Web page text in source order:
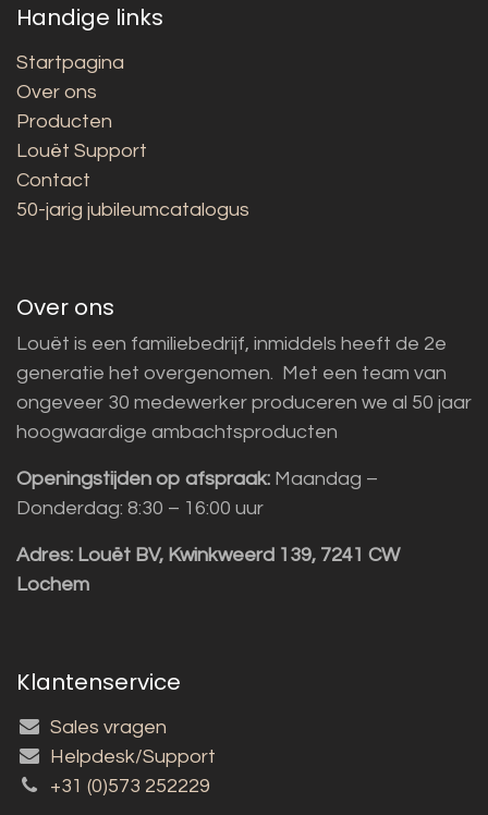
Handige links
Startpagina
Over ons
Producten
Louët Support
Contact
50-jarig jubileumcatalogus
Over ons
Louët is een familiebedrijf, inmiddels heeft de 2e
generatie het overgenomen. Met een team van
ongeveer 30 medewerker produceren we al 50 jaar
hoogwaardige ambachtsproducten
Openingstijden op afspraak: Maandag –
Donderdag: 8:30 – 16:00 uur
Adres: Louët BV, Kwinkweerd 139, 7241 CW
Lochem
Klantenservice
Sales vragen
Helpdesk/Support
+31 (0)573 252229